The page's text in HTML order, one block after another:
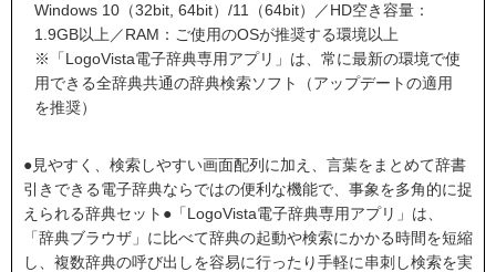
Windows 10（32bit, 64bit）/11（64bit）／HD空き容量：
1.9GB以上／RAM：ご使用のOSが推奨する環境以上
※「LogoVista電子辞典専用アプリ」は、常に最新の環境で使
用できる全辞典共通の辞典検索ソフト（アップデートの適用
を推奨）
●見やすく、検索しやすい画面配列に加え、言葉をまとめて辞書
引きできる電子辞典ならではの便利な機能で、事象を多角的に捉
えられる辞典セット●「LogoVista電子辞典専用アプリ」は、
「辞典ブラウザ」に比べて辞典の起動や検索にかかる時間を短縮
し、複数辞典の呼び出しを容易に行ったり手軽に串刺し検索を実